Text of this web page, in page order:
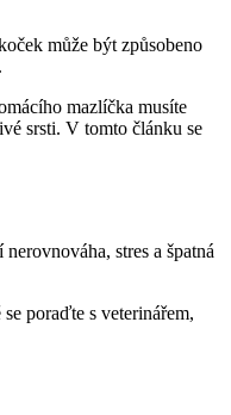
může být způsobeno
mazlíčka musíte
srsti. V tomto článku se
stres a špatná
poraďte s veterinářem,